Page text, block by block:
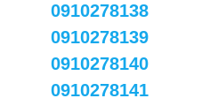
0910278138
0910278139
0910278140
0910278141